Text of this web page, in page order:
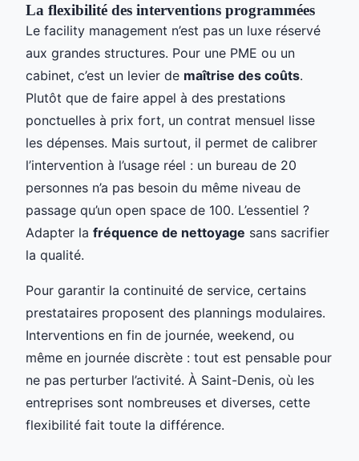
La flexibilité des interventions programmées
Le facility management n’est pas un luxe réservé
aux grandes structures. Pour une PME ou un
cabinet, c’est un levier de maîtrise des coûts.
Plutôt que de faire appel à des prestations
ponctuelles à prix fort, un contrat mensuel lisse
les dépenses. Mais surtout, il permet de calibrer
l’intervention à l’usage réel : un bureau de 20
personnes n’a pas besoin du même niveau de
passage qu’un open space de 100. L’essentiel ?
Adapter la fréquence de nettoyage sans sacrifier
la qualité.
Pour garantir la continuité de service, certains
prestataires proposent des plannings modulaires.
Interventions en fin de journée, weekend, ou
même en journée discrète : tout est pensable pour
ne pas perturber l’activité. À Saint-Denis, où les
entreprises sont nombreuses et diverses, cette
flexibilité fait toute la différence.